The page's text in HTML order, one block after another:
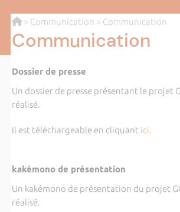
> Communication > Communication
Communication
Dossier de presse
Un dossier de presse présentant le projet
réalisé.
Il est téléchargeable en cliquant ici.
kakémono de présentation
Un kakémono de présentation du projet
réalisé.